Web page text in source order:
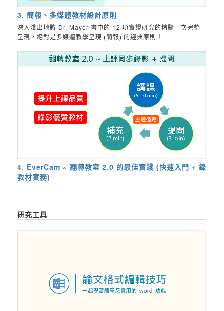
3. 簡報、多媒體教材設計原則
深入淺出地將 Dr. Mayer 書中的 12 項實證研究的精髓一次完整
呈現，絕對是多媒體教學呈現 (簡報) 的經典原則！
4. EverCam ~ 翻轉教室 2.0 的最佳實踐 (快速入門 + 錄
教材實務)
研究工具